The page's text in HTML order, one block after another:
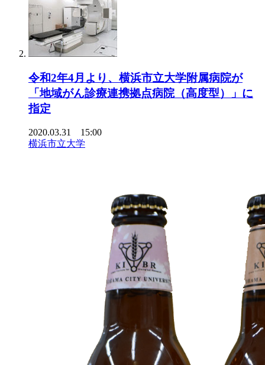
令和2年4月より、横浜市立大学附属病院が
「地域がん診療連携拠点病院（高度型）」に
指定
2020.03.31 15:00
横浜市立大学